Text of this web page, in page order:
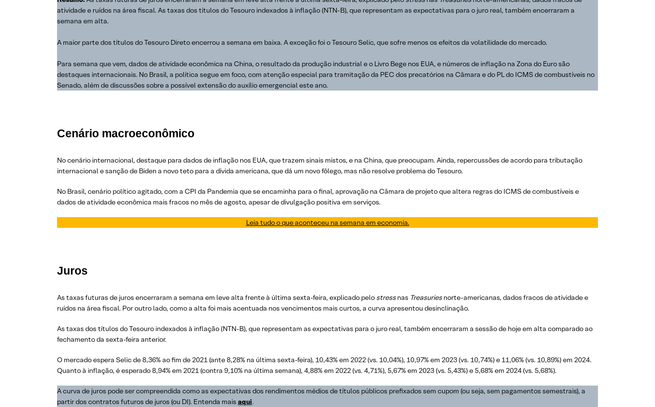
atividade e ruídos na área fiscal. As taxas dos títulos do Tesouro indexados à inflação (NTN-B), que representam as expectativas para o juro real, também encerraram a
semana em alta.
A maior parte dos títulos do Tesouro Direto encerrou a semana em baixa. A exceção foi o Tesouro Selic, que sofre menos os efeitos da volatilidade do mercado.
Para semana que vem, dados de atividade econômica na China, o resultado da produção industrial e o Livro Bege nos EUA, e números de inflação na Zona do Euro são
destaques internacionais. No Brasil, a política segue em foco, com atenção especial para tramitação da PEC dos precatórios na Câmara e do PL do ICMS de combustíveis no
Senado, além de discussões sobre a possível extensão do auxílio emergencial este ano.
Cenário macroeconômico
No cenário internacional, destaque para dados de inflação nos EUA, que trazem sinais mistos, e na China, que preocupam. Ainda, repercussões de acordo para tributação
internacional e sanção de Biden a novo teto para a dívida americana, que dá um novo fôlego, mas não resolve problema do Tesouro.
No Brasil, cenário político agitado, com a CPI da Pandemia que se encaminha para o final, aprovação na Câmara de projeto que altera regras do ICMS de combustíveis e
dados de atividade econômica mais fracos no mês de agosto, apesar de divulgação positiva em serviços.
Leia tudo o que aconteceu na semana em economia.
Juros
As taxas futuras de juros encerraram a semana em leve alta frente à última sexta-feira, explicado pelo stressnas Treasuriesnorte-americanas, dados fracos de atividade e
ruídos na área fiscal. Por outro lado, como a alta foi mais acentuada nos vencimentos mais curtos, a curva apresentou desinclinação.
As taxas dos títulos do Tesouro indexados à inflação (NTN-B), que representam as expectativas para o juro real, também encerraram a sessão de hoje em alta comparado ao
fechamento da sexta-feira anterior.
O mercado espera Selic de 8,36% ao fim de 2021 (ante 8,28% na última sexta-feira), 10,43% em 2022 (vs. 10,04%), 10,97% em 2023 (vs. 10,74%) e 11,06% (vs. 10,89%) em 2024.
Quanto à inflação, é esperado 8,94% em 2021 (contra 9,10% na última semana), 4,88% em 2022 (vs. 4,71%), 5,67% em 2023 (vs. 5,43%) e 5,68% em 2024 (vs. 5,68%).
A curva de juros pode ser compreendida como as expectativas dos rendimentos médios de títulos públicos prefixados sem cupom (ou seja, sem pagamentos semestrais), a
partir dos contratos futuros de juros (ou DI). Entenda mais aqui.